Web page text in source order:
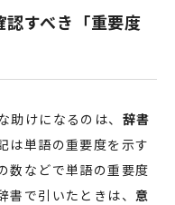
認すべき「重要度
助けになるのは、 辞書
は単語の重要度を示す
数などで単語の重要度
書で引いたときは、 意